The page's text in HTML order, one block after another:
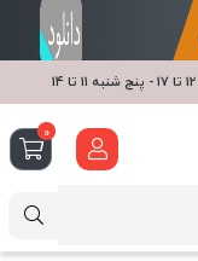
0